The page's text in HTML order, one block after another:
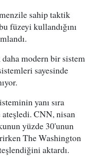
sahip taktik
füzeyi kullandığını
modern bir sistem
sayesinde
yanı sıra
CNN, nisan
yüzde 30'unun
The Washington
aktardı.